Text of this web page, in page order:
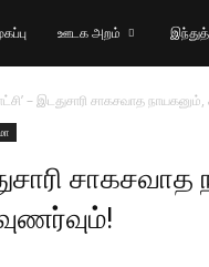
ஊடக அறம்
– இடதுசாரி சாகசவாத